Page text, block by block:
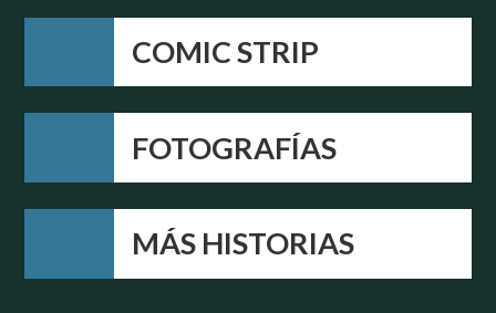
COMIC STRIP
FOTOGRAFÍAS
MÁS HISTORIAS